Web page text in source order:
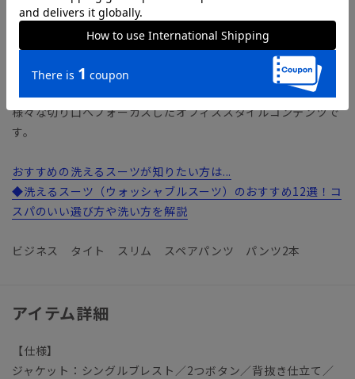
ウォッシャブル／汚れてもご家庭で簡単にお洗濯が可能です。
【ショップインブランド】 COMMUTECH（コミューテッ
ク）
多様性や利便性（機能・ファッション性）、テレワークなど
様々な切り口へフォーカスしたオフィススタイルコンテンツで
す。
おすすめの洗えるスーツが知りたい方は...
◆洗えるスーツ（ウォッシャブルスーツ）のおすすめ12選！コ
スパのいい選び方や洗い方を解説
ビジネス タイト スリム スペアパンツ パンツ2本
アイテム詳細
【仕様】
ジャケット：シングルブレスト／2つボタン／背抜き仕立て／